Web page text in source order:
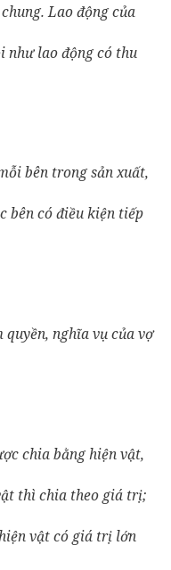
Lao động của
như lao động có thu
bên trong sản xuất,
bên có điều kiện tiếp
nghĩa vụ của vợ
chia bằng hiện vật,
thì chia theo giá trị;
vật có giá trị lớn